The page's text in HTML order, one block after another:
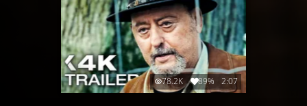
78.2K 89% 2:07